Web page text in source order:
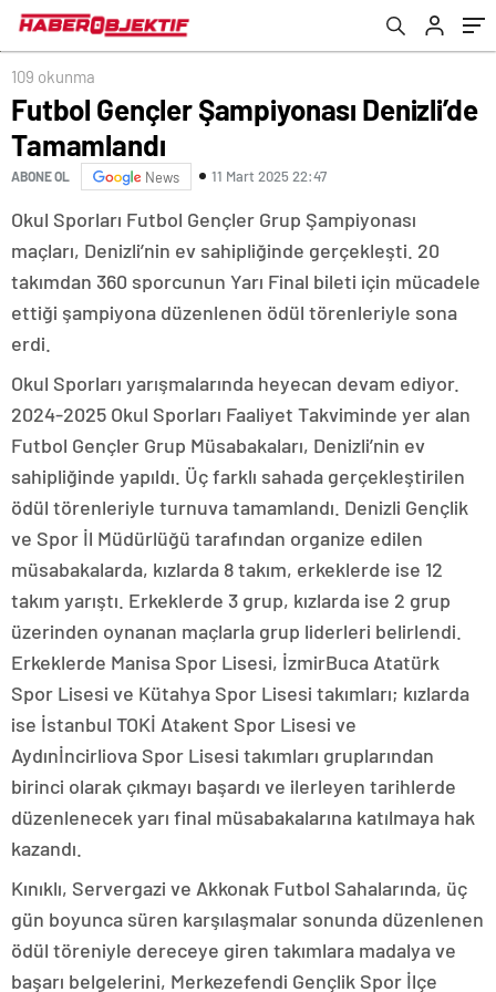
109 okunma
Futbol Gençler Şampiyonası Denizli’de
Tamamlandı
ABONE OL News 11 Mart 2025 22:47
Okul Sporları Futbol Gençler Grup Şampiyonası
maçları, Denizli’nin ev sahipliğinde gerçekleşti. 20
takımdan 360 sporcunun Yarı Final bileti için mücadele
ettiği şampiyona düzenlenen ödül törenleriyle sona
erdi.
Okul Sporları yarışmalarında heyecan devam ediyor.
2024-2025 Okul Sporları Faaliyet Takviminde yer alan
Futbol Gençler Grup Müsabakaları, Denizli’nin ev
sahipliğinde yapıldı. Üç farklı sahada gerçekleştirilen
ödül törenleriyle turnuva tamamlandı. Denizli Gençlik
ve Spor İl Müdürlüğü tarafından organize edilen
müsabakalarda, kızlarda 8 takım, erkeklerde ise 12
takım yarıştı. Erkeklerde 3 grup, kızlarda ise 2 grup
üzerinden oynanan maçlarla grup liderleri belirlendi.
Erkeklerde Manisa Spor Lisesi, İzmirBuca Atatürk
Spor Lisesi ve Kütahya Spor Lisesi takımları; kızlarda
ise İstanbul TOKİ Atakent Spor Lisesi ve
Aydınİncirliova Spor Lisesi takımları gruplarından
birinci olarak çıkmayı başardı ve ilerleyen tarihlerde
düzenlenecek yarı final müsabakalarına katılmaya hak
kazandı.
Kınıklı, Servergazi ve Akkonak Futbol Sahalarında, üç
gün boyunca süren karşılaşmalar sonunda düzenlenen
ödül töreniyle dereceye giren takımlara madalya ve
başarı belgelerini, Merkezefendi Gençlik Spor İlçe